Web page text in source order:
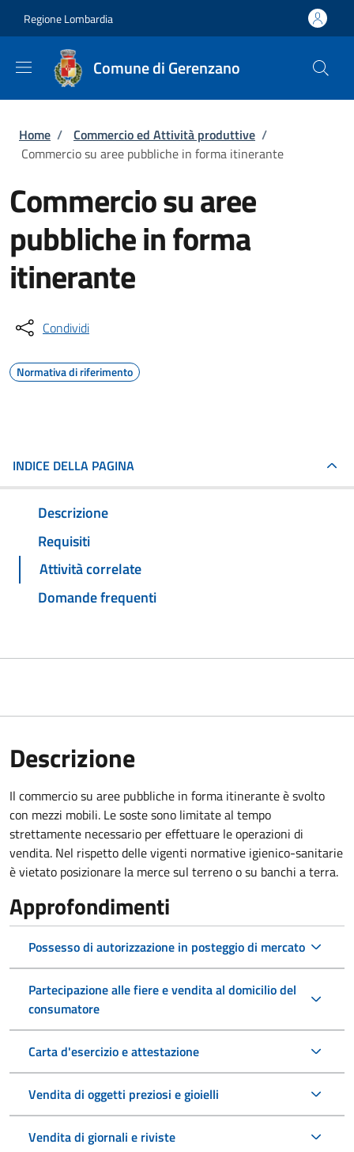
Regione Lombardia
Comune di Gerenzano
Briciole di pane
Home / Commercio ed Attività produttive /
Commercio su aree pubbliche in forma itinerante
Commercio su aree
pubbliche in forma
itinerante
Condividi
Normativa di riferimento
INDICE DELLA PAGINA
Descrizione
Requisiti
Attività correlate
Domande frequenti
Descrizione
Il commercio su aree pubbliche in forma itinerante è svolto
con mezzi mobili. Le soste sono limitate al tempo
strettamente necessario per effettuare le operazioni di
vendita. Nel rispetto delle vigenti normative igienico-sanitarie
è vietato posizionare la merce sul terreno o su banchi a terra.
Approfondimenti
Possesso di autorizzazione in posteggio di mercato
Partecipazione alle fiere e vendita al domicilio del
consumatore
Carta d'esercizio e attestazione
Vendita di oggetti preziosi e gioielli
Vendita di giornali e riviste